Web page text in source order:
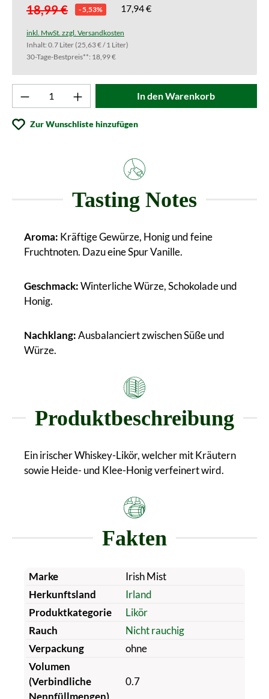
18,99 € - 5,53% 17,94 €
inkl. MwSt. zzgl. Versandkosten
Inhalt: 0.7 Liter(25,63 € / 1 Liter)
30-Tage-Bestpreis**: 18,99 €
Produkt Anzahl: Gib den gewünschten
In den Warenkorb
Zur Wunschliste hinzufügen
Tasting Notes
Aroma: Kräftige Gewürze, Honig und feine
Fruchtnoten. Dazu eine Spur Vanille.
Geschmack:Winterliche Würze, Schokolade und
Honig.
Nachklang:Ausbalanciert zwischen Süße und
Würze.
Produktbeschreibung
Ein irischer Whiskey-Likör, welcher mit Kräutern
sowie Heide- und Klee-Honig verfeinert wird.
Fakten
Marke
Irish Mist
Herkunftsland
Irland
Produktkategorie
Likör
Rauch
Nicht rauchig
Verpackung
ohne
Volumen
(Verbindliche
Nennfüllmengen)
0.7